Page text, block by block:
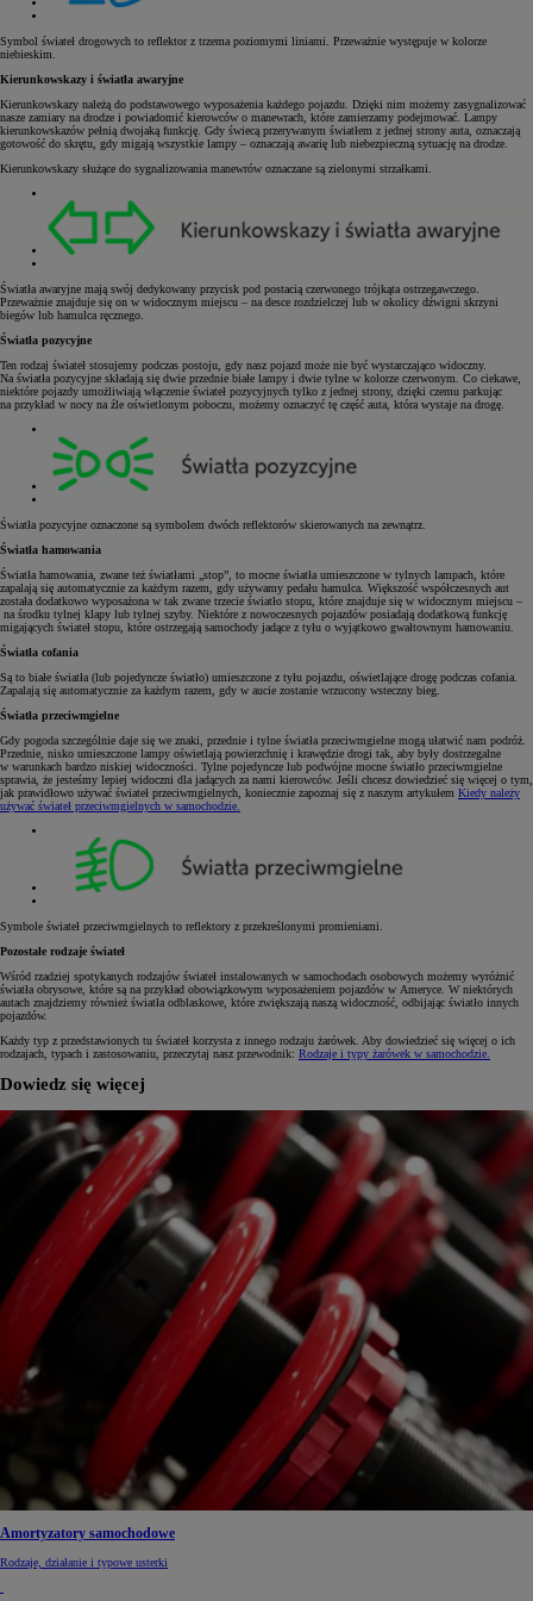
Symbol świateł drogowych to reflektor z trzema poziomymi liniami. Przeważnie występuje w kolorze
niebieskim.
Kierunkowskazy i światła awaryjne
Kierunkowskazy należą do podstawowego wyposażenia każdego pojazdu. Dzięki nim możemy zasygnalizować
nasze zamiary na drodze i powiadomić kierowców o manewrach, które zamierzamy podejmować. Lampy
kierunkowskazów pełnią dwojaką funkcję. Gdy świecą przerywanym światłem z jednej strony auta, oznaczają
gotowość do skrętu, gdy migają wszystkie lampy – oznaczają awarię lub niebezpieczną sytuację na drodze.
Kierunkowskazy służące do sygnalizowania manewrów oznaczane są zielonymi strzałkami.
Światła awaryjne mają swój dedykowany przycisk pod postacią czerwonego trójkąta ostrzegawczego.
Przeważnie znajduje się on w widocznym miejscu – na desce rozdzielczej lub w okolicy dźwigni skrzyni
biegów lub hamulca ręcznego.
Światła pozycyjne
Ten rodzaj świateł stosujemy podczas postoju, gdy nasz pojazd może nie być wystarczająco widoczny.
Na światła pozycyjne składają się dwie przednie białe lampy i dwie tylne w kolorze czerwonym. Co ciekawe,
niektóre pojazdy umożliwiają włączenie świateł pozycyjnych tylko z jednej strony, dzięki czemu parkując
na przykład w nocy na źle oświetlonym poboczu, możemy oznaczyć tę część auta, która wystaje na drogę.
Światła pozycyjne oznaczone są symbolem dwóch reflektorów skierowanych na zewnątrz.
Światła hamowania
Światła hamowania, zwane też światłami „stop”, to mocne światła umieszczone w tylnych lampach, które
zapalają się automatycznie za każdym razem, gdy używamy pedału hamulca. Większość współczesnych aut
została dodatkowo wyposażona w tak zwane trzecie światło stopu, które znajduje się w widocznym miejscu –
na środku tylnej klapy lub tylnej szyby. Niektóre z nowoczesnych pojazdów posiadają dodatkową funkcję
migających świateł stopu, które ostrzegają samochody jadące z tyłu o wyjątkowo gwałtownym hamowaniu.
Światła cofania
Są to białe światła (lub pojedyncze światło) umieszczone z tyłu pojazdu, oświetlające drogę podczas cofania.
Zapalają się automatycznie za każdym razem, gdy w aucie zostanie wrzucony wsteczny bieg.
Światła przeciwmgielne
Gdy pogoda szczególnie daje się we znaki, przednie i tylne światła przeciwmgielne mogą ułatwić nam podróż.
Przednie, nisko umieszczone lampy oświetlają powierzchnię i krawędzie drogi tak, aby były dostrzegalne
w warunkach bardzo niskiej widoczności. Tylne pojedyncze lub podwójne mocne światło przeciwmgielne
sprawia, że jesteśmy lepiej widoczni dla jadących za nami kierowców. Jeśli chcesz dowiedzieć się więcej o tym,
jak prawidłowo używać świateł przeciwmgielnych, koniecznie zapoznaj się z naszym artykułem Kiedy należy
używać świateł przeciwmgielnych w samochodzie.
Symbole świateł przeciwmgielnych to reflektory z przekreślonymi promieniami.
Pozostałe rodzaje świateł
Wśród rzadziej spotykanych rodzajów świateł instalowanych w samochodach osobowych możemy wyróżnić
światła obrysowe, które są na przykład obowiązkowym wyposażeniem pojazdów w Ameryce. W niektórych
autach znajdziemy również światła odblaskowe, które zwiększają naszą widoczność, odbijając światło innych
pojazdów.
Każdy typ z przedstawionych tu świateł korzysta z innego rodzaju żarówek. Aby dowiedzieć się więcej o ich
rodzajach, typach i zastosowaniu, przeczytaj nasz przewodnik: Rodzaje i typy żarówek w samochodzie.
Dowiedz się więcej
Amortyzatory samochodowe
Rodzaje, działanie i typowe usterki